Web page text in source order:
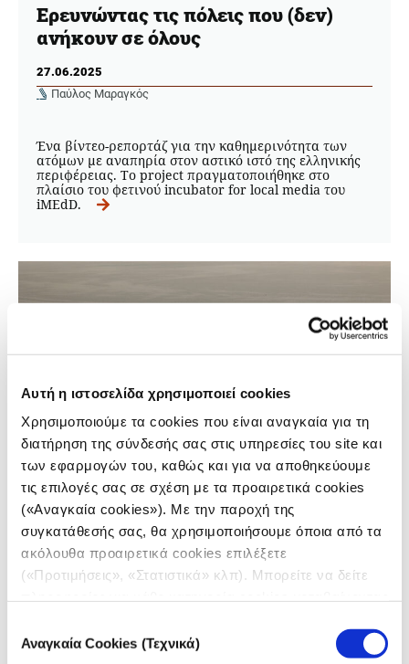
Αυτή η ιστοσελίδα χρησιμοποιεί cookies
Χρησιμοποιούμε τα cookies που είναι αναγκαία για τη
διατήρηση της σύνδεσής σας στις υπηρεσίες του site και
των εφαρμογών του, καθώς και για να αποθηκεύουμε
τις επιλογές σας σε σχέση με τα προαιρετικά cookies
(«Αναγκαία cookies»). Με την παροχή της
συγκατάθεσής σας, θα χρησιμοποιήσουμε όποια από τα
ακόλουθα προαιρετικά cookies επιλέξετε
(«Προτιμήσεις», «Στατιστικά» κλπ). Μπορείτε να δείτε
συγκατάθεσης
Αναγκαία Cookies (Τεχνικά)
Ερευνώντας τις πόλεις που (δεν)
ανήκουν σε όλους
27.06.2025
Παύλος Μαραγκός
Ένα βίντεο-ρεπορτάζ για την καθημερινότητα των
ατόμων με αναπηρία στον αστικό ιστό της ελληνικής
περιφέρειας. Το project πραγματοποιήθηκε στο
πλαίσιο του φετινού incubator for local media του
iMEdD.
ΑΠΟΨΗ/ ΣΧΟΛΙΟ
Ερευνώντας το θέμα της
ατμοσφαιρικής ρύπανσης στη
Θεσσαλονίκη και τα Ιωάννινα